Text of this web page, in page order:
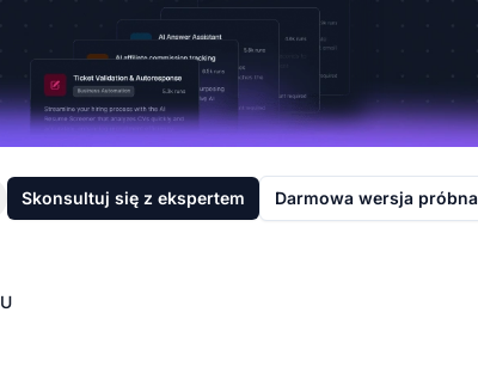
Skonsultuj się z ekspertem Darmowa wersja próbna